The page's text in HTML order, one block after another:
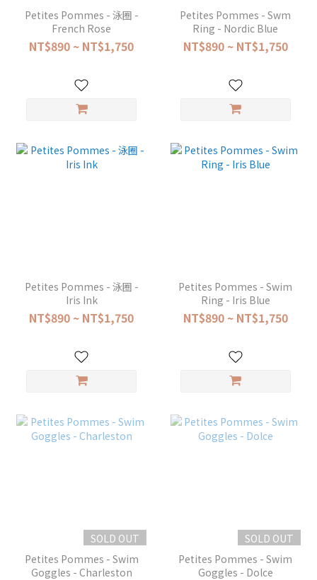
Petites Pommes - 泳圈 -
French Rose
NT$890 ~ NT$1,750
Petites Pommes - Swm
Ring - Nordic Blue
NT$890 ~ NT$1,750
Petites Pommes - 泳圈 -
Iris Ink
NT$890 ~ NT$1,750
Petites Pommes - Swim
Ring - Iris Blue
NT$890 ~ NT$1,750
SOLD OUT
Petites Pommes - Swim
Goggles - Charleston
SOLD OUT
Petites Pommes - Swim
Goggles - Dolce